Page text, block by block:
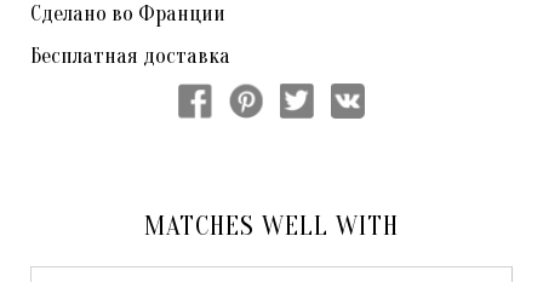
Сделано во Франции
Бесплатная доставка
MATCHES WELL WITH